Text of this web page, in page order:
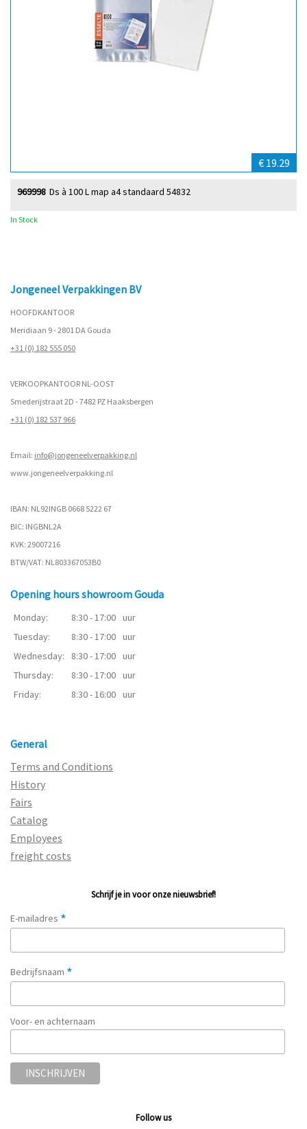
€ 19.29
Ds à 100 L map a4 standaard 54832
969998
In Stock
Jongeneel Verpakkingen BV
HOOFDKANTOOR
Meridiaan 9 - 2801 DA Gouda
+31 (0) 182 555 050
VERKOOPKANTOOR NL-OOST
Smederijstraat 2D - 7482 PZ Haaksbergen
+31 (0) 182 537 966
Email: info@jongeneelverpakking.nl
www.jongeneelverpakking.nl
IBAN: NL92INGB 0668 5222 67
BIC: INGBNL2A
KVK: 29007216
BTW/VAT: NL803367053B0
Opening hours showroom Gouda
Monday: 8:30 - 17:00 uur
Tuesday:
8:30 - 17:00 uur
Wednesday:
8:30 - 17:00 uur
Thursday:
8:30 - 17:00 uur
Friday:
8:30 - 16:00 uur
General
Terms and Conditions
History
Fairs
Catalog
Employees
freight costs
Schrijf je in voor onze nieuwsbrief!
E-mailadres *
Bedrijfsnaam *
Voor- en achternaam
Follow us